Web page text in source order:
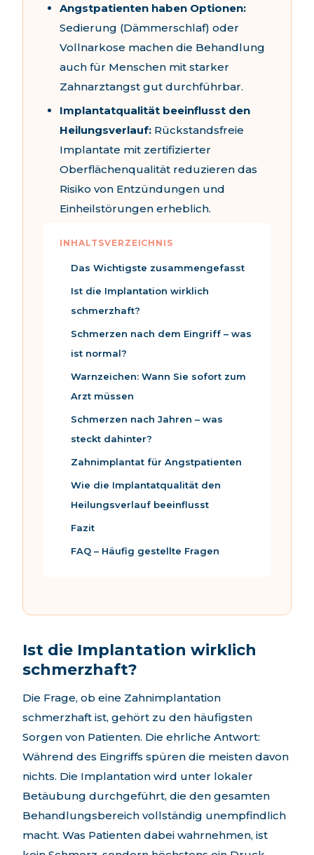
Angstpatienten haben Optionen:
Sedierung (Dämmerschlaf) oder
Vollnarkose machen die Behandlung
auch für Menschen mit starker
Zahnarztangst gut durchführbar.
Implantatqualität beeinflusst den
Heilungsverlauf: Rückstandsfreie
Implantate mit zertifizierter
Oberflächenqualität reduzieren das
Risiko von Entzündungen und
Einheilstörungen erheblich.
Das Wichtigste zusammengefasst
Ist die Implantation wirklich
schmerzhaft?
Schmerzen nach dem Eingriff – was
ist normal?
Warnzeichen: Wann Sie sofort zum
Arzt müssen
Schmerzen nach Jahren – was
steckt dahinter?
Zahnimplantat für Angstpatienten
Wie die Implantatqualität den
Heilungsverlauf beeinflusst
Fazit
FAQ – Häufig gestellte Fragen
Ist die Implantation wirklich
schmerzhaft?
Die Frage, ob eine Zahnimplantation
schmerzhaft ist, gehört zu den häufigsten
Sorgen von Patienten. Die ehrliche Antwort:
Während des Eingriffs spüren die meisten davon
nichts. Die Implantation wird unter lokaler
Betäubung durchgeführt, die den gesamten
Behandlungsbereich vollständig unempfindlich
macht. Was Patienten dabei wahrnehmen, ist